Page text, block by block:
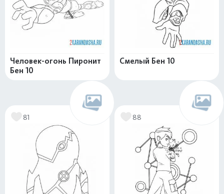
Человек-огонь Пиронит
Бен 10
Смелый Бен 10
81 88